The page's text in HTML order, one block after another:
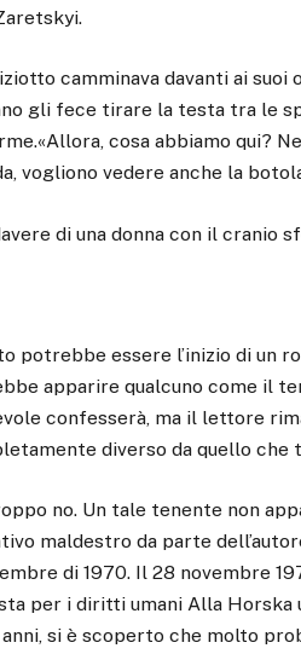
camminava davanti ai
gli fece tirare la testa tra le
cosa abbiamo qui?
vogliono vedere anche la
di una donna con il cranio
potrebbe essere l’inizio di un
apparire qualcuno come il
confesserà, ma il lettore
diverso da quello che
no. Un tale tenente non
maldestro da parte
di 1970. Il 28 novembre
per i diritti umani Alla Horska
si è scoperto che molto